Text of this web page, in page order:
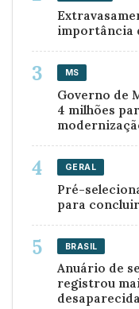
importância
MS
Governo de
4 milhões
GERAL
Pré-
para
BRASIL
Anuário de
registrou